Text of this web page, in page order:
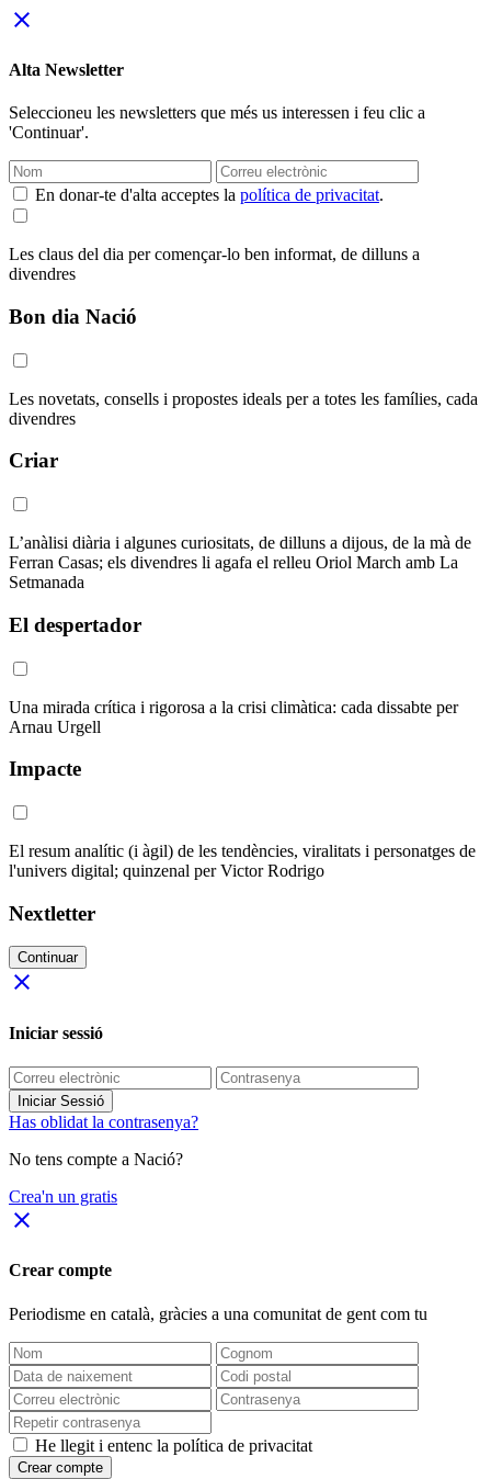
close
Alta Newsletter
Seleccioneu les newsletters que més us interessen i feu clic a
'Continuar'.
En donar-te d'alta acceptes la política de privacitat.
Les claus del dia per començar-lo ben informat, de dilluns a
divendres
Bon dia Nació
Les novetats, consells i propostes ideals per a totes les famílies, cada
divendres
Criar
L’anàlisi diària i algunes curiositats, de dilluns a dijous, de la mà de
Ferran Casas; els divendres li agafa el relleu Oriol March amb La
Setmanada
El despertador
Una mirada crítica i rigorosa a la crisi climàtica: cada dissabte per
Arnau Urgell
Impacte
El resum analític (i àgil) de les tendències, viralitats i personatges de
l'univers digital; quinzenal per Victor Rodrigo
Nextletter
Continuar
close
Iniciar sessió
Iniciar Sessió
Has oblidat la contrasenya?
No tens compte a Nació?
Crea'n un gratis
close
Crear compte
Periodisme en català, gràcies a una comunitat de gent com tu
He llegit i entenc la política de privacitat
Crear compte